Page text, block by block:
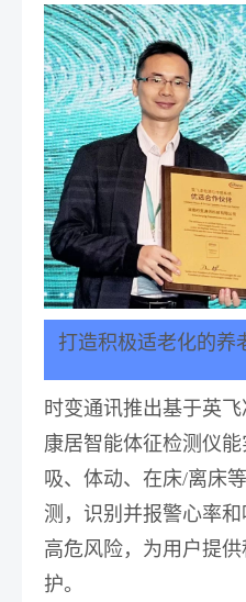
打造积极适老化的养
时变通讯推出基于英
康居智能体征检测仪
吸、体动、在床/离床
测，识别并报警心率
高危风险，为用户提
护。